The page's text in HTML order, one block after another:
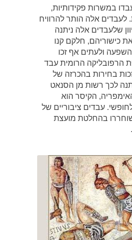
במשרות פקידותיות,
לעבדים אלה הותר להרוויח
שלעבדים אלה ניתנה
כישוריהם, חלקם קנו
ולעתים אף זכו
הרפובליקה הרומית עבד
בחירות בהכרזה של
לכך רשות מן הסנאט
הקיסר הוא
עבדים ציבוריים של
שוחררו בהחלטת מועצת